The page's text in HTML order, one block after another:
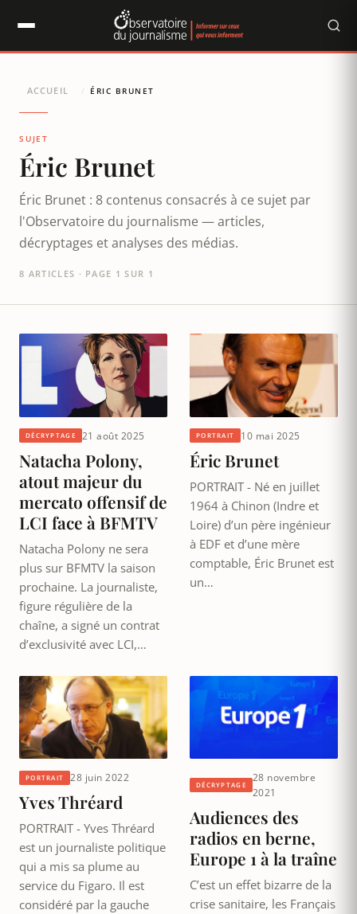
ACCUEIL / ÉRIC BRUNET
SUJET
Éric Brunet
Éric Brunet : 8 contenus consacrés à ce sujet par
l'Observatoire du journalisme — articles,
décryptages et analyses des médias.
8 ARTICLES · PAGE 1 SUR 1
DÉCRYPTAGE 21 août 2025
Natacha Polony,
atout majeur du
mercato offensif de
LCI face à BFMTV
Natacha Polony ne sera
plus sur BFMTV la saison
prochaine. La journaliste,
figure régulière de la
chaîne, a signé un contrat
d’exclusivité avec LCI,…
PORTRAIT 10 mai 2025
Éric Brunet
PORTRAIT - Né en juillet
1964 à Chinon (Indre et
Loire) d’un père ingénieur
à EDF et d’une mère
comptable, Éric Brunet est
un…
PORTRAIT 28 juin 2022
Yves Thréard
PORTRAIT - Yves Thréard
est un journaliste politique
qui a mis sa plume au
service du Figaro. Il est
considéré par la gauche
DÉCRYPTAGE
28 novembre
2021
Audiences des
radios en berne,
Europe 1 à la traîne
C’est un effet bizarre de la
crise sanitaire, les Français
Panneau de gestion des cookies